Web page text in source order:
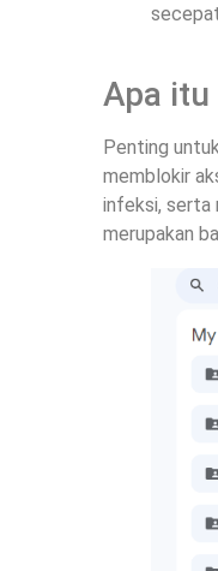
Apa itu
Penting
memblokir
infeksi, serta
merupakan